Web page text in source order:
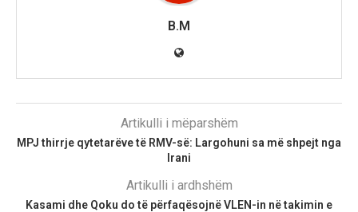
B.M
Artikulli i mëparshëm
MPJ thirrje qytetarëve të RMV-së: Largohuni sa më shpejt nga
Irani
Artikulli i ardhshëm
Kasami dhe Qoku do të përfaqësojnë VLEN-in në takimin e